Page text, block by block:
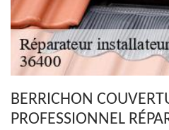
BERRICHON
PROFESSIONNEL